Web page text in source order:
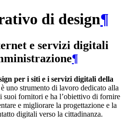
di design¶
e servizi digitali
¶
per i siti e i servizi digitali della
è uno strumento di lavoro dedicato alla
suoi fornitori e ha l’obiettivo di fornire
e migliorare la progettazione e la
digitali verso la cittadinanza.